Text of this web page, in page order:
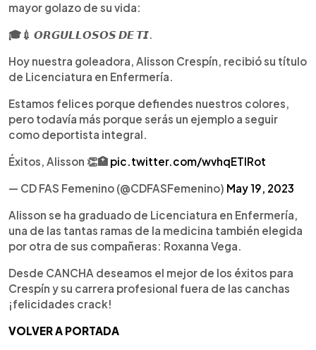
mayor golazo de su vida:
🎓💉 𝙊𝙍𝙂𝙐𝙇𝙇𝙊𝙎𝙊𝙎 𝘿𝙀 𝙏𝙄.
Hoy nuestra goleadora, Alisson Crespín, recibió su título
de Licenciatura en Enfermería.
Estamos felices porque defiendes nuestros colores,
pero todavía más porque serás un ejemplo a seguir
como deportista integral.
Éxitos, Alisson 👏🏥 pic.twitter.com/wvhqETlRot
— CD FAS Femenino (@CDFASFemenino) May 19, 2023
Alisson se ha graduado de Licenciatura en Enfermería,
una de las tantas ramas de la medicina también elegida
por otra de sus compañeras: Roxanna Vega.
Desde CANCHA deseamos el mejor de los éxitos para
Crespín y su carrera profesional fuera de las canchas
¡felicidades crack!
VOLVER A PORTADA